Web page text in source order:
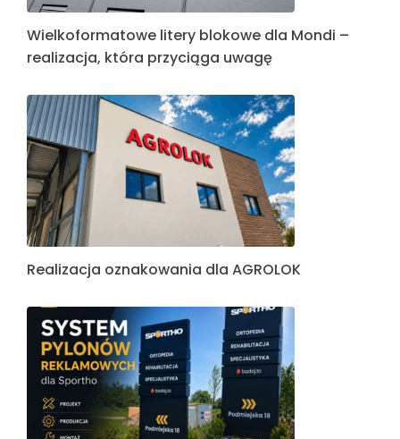
Wielkoformatowe litery blokowe dla Mondi –
realizacja, która przyciąga uwagę
Realizacja oznakowania dla AGROLOK